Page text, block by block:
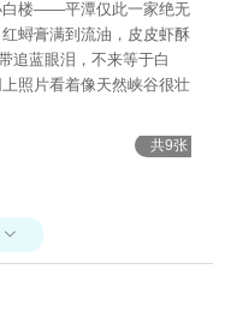
白楼——平潭仅此一家绝无
蟳膏满到流油，皮皮虾酥
追蓝眼泪，不来等于白
照片看着像天然峡谷很壮
海水确实蓝，但就那么一
十五块，周围也没什么其
话完全可以直接跳过，把
共9张
